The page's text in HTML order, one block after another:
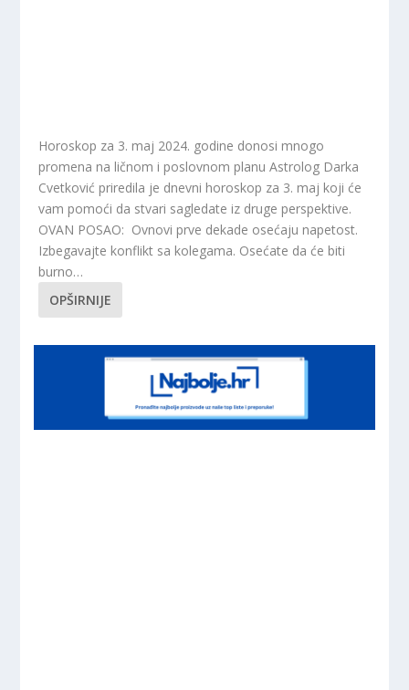
Horoskop za 3. maj 2024. godine donosi mnogo
promena na ličnom i poslovnom planu Astrolog Darka
Cvetković priredila je dnevni horoskop za 3. maj koji će
vam pomoći da stvari sagledate iz druge perspektive.
OVAN POSAO: Ovnovi prve dekade osećaju napetost.
Izbegavajte konflikt sa kolegama. Osećate da će biti
burno…
OPŠIRNIJE